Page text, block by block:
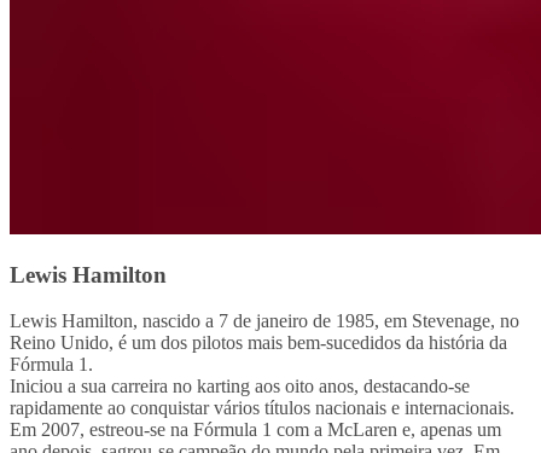
Lewis Hamilton
Lewis Hamilton, nascido a 7 de janeiro de 1985, em Stevenage, no
Reino Unido, é um dos pilotos mais bem-sucedidos da história da
Fórmula 1.
Iniciou a sua carreira no karting aos oito anos, destacando-se
rapidamente ao conquistar vários títulos nacionais e internacionais.
Em 2007, estreou-se na Fórmula 1 com a McLaren e, apenas um